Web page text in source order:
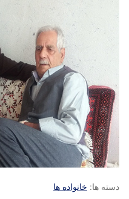
دسته ها: خانواده ها